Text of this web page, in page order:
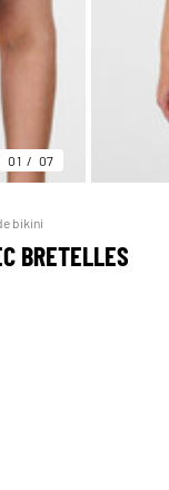
01 07
bikini
BRETELLES